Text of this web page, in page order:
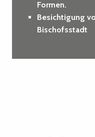
Formen.
Besichtigung
Bischofsstadt